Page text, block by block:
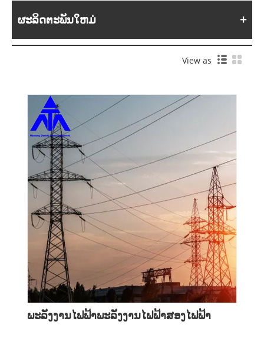
ຜະລິດຕະພັນໃຫມ່
View as
ພະລັງງານໄຟຟ້າພະລັງງານໄຟຟ້າສອງໄຟຟ້າ